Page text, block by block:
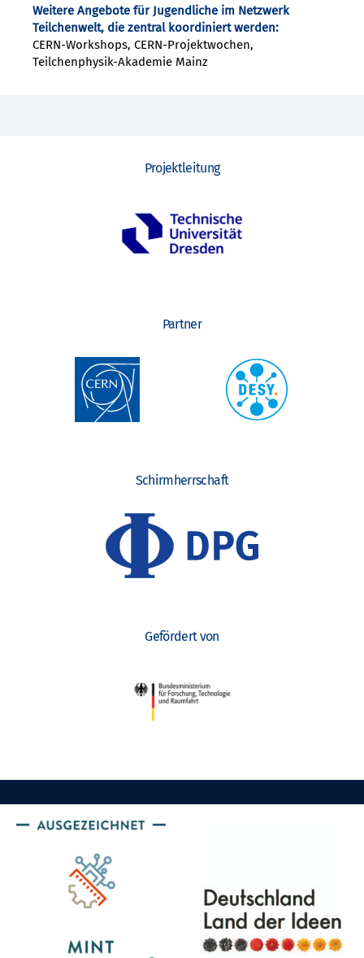
Weitere Angebote für Jugendliche im Netzwerk
Teilchenwelt, die zentral koordiniert werden:
CERN-Workshops, CERN-Projektwochen,
Teilchenphysik-Akademie Mainz
Projektleitung
Partner
Schirmherrschaft
Gefördert von